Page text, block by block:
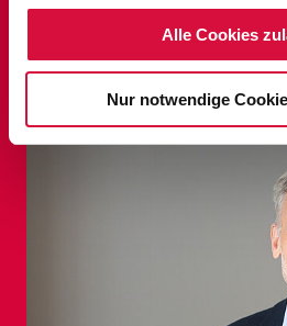
Alle Cookies
Nur notwendige